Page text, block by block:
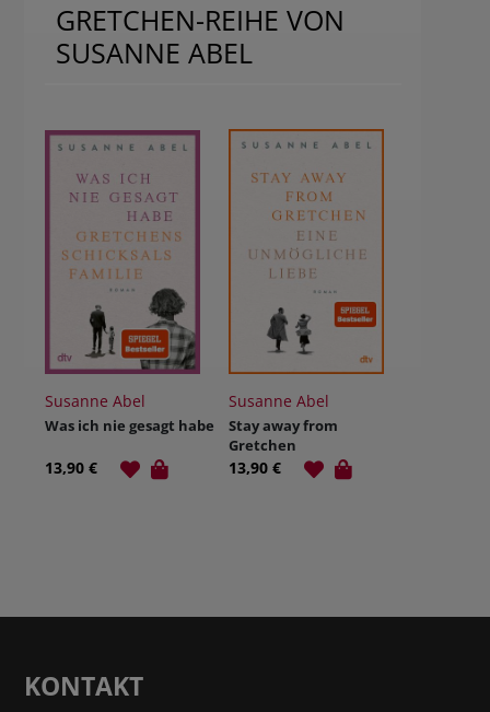
GRETCHEN-REIHE VON
SUSANNE ABEL
Susanne Abel
Was ich nie gesagt habe
13,90 €
Susanne Abel
Stay away from
Gretchen
13,90 €
KONTAKT